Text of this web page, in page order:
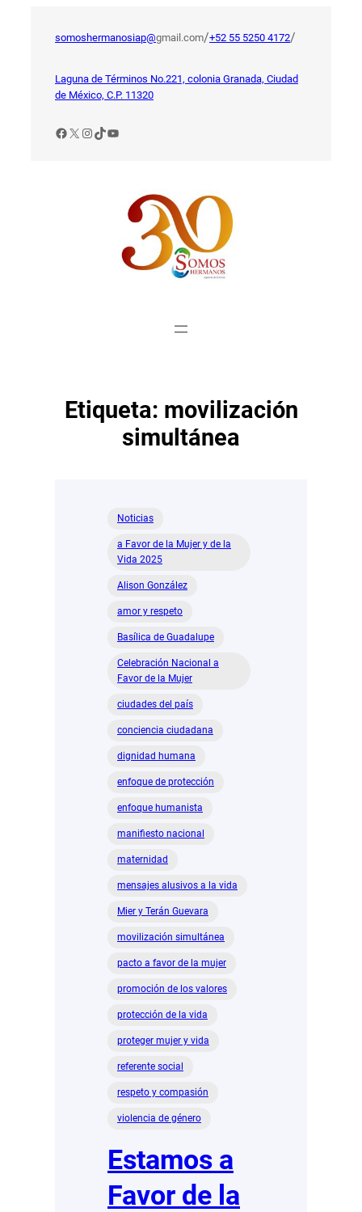
somoshermanosiap@gmail.com/+52 55 5250 4172/
Laguna de Términos No.221, colonia Granada, Ciudad
de México, C.P. 11320
Facebook
X Instagram
TikTok
YouTube
Etiqueta: movilización
simultánea
Noticias
a Favor de la Mujer y de la
Vida 2025
Alison González
amor y respeto
Basílica de Guadalupe
Celebración Nacional a
Favor de la Mujer
ciudades del país
conciencia ciudadana
dignidad humana
enfoque de protección
enfoque humanista
manifiesto nacional
maternidad
mensajes alusivos a la vida
Mier y Terán Guevara
movilización simultánea
pacto a favor de la mujer
promoción de los valores
protección de la vida
proteger mujer y vida
referente social
respeto y compasión
violencia de género
Estamos a
Favor de la